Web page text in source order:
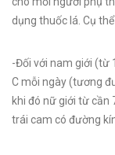
dụng thuốc lá. Cụ
-Đối với nam giới (từ
C mỗi ngày (tương
khi đó nữ giới từ cần
trái cam có đường